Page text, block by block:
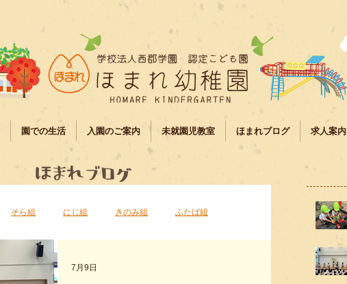
園での生活 入園のご案内 未就園児教室 ほまれブログ 求人案内
そら組 にじ組 きのみ組 ふたば組
7月9日